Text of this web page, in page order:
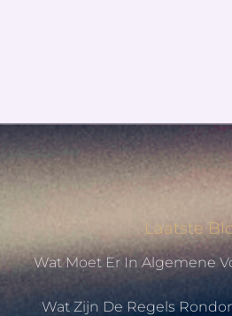
Laatste
Wat Moet Er In Algemene
Wat Zijn De Regels